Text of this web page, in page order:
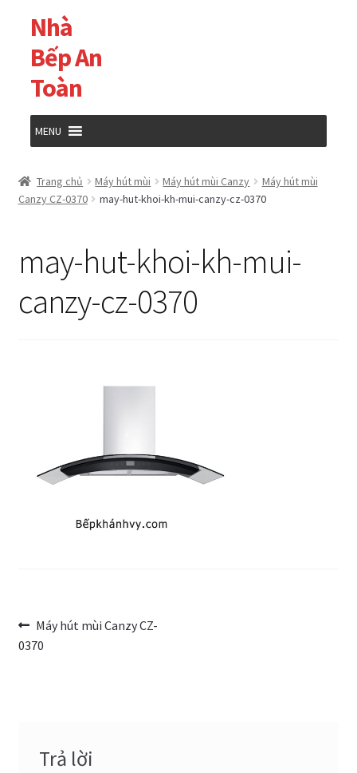
Đi
đến
Điều
hướng
Chuyển
đến
nội
dung
Nhà
Bếp An
Toàn
MENU
Cửa hàng
Giỏ hàng
Tài khoản của tôi
Trang chủ Máy hút mùi Máy hút mùi Canzy
Máy hút mùi
Canzy CZ-0370
may-hut-khoi-kh-mui-canzy-cz-0370
may-hut-khoi-kh-mui-
canzy-cz-0370
Điều
hướng
Bài
trước:
Máy hút mùi Canzy CZ-
0370
Trả lời